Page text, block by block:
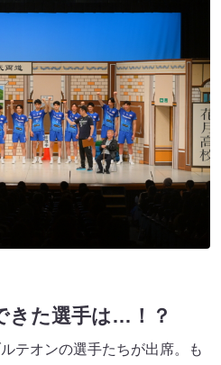
きた選手は…！？
テオンの選手たちが出席。も